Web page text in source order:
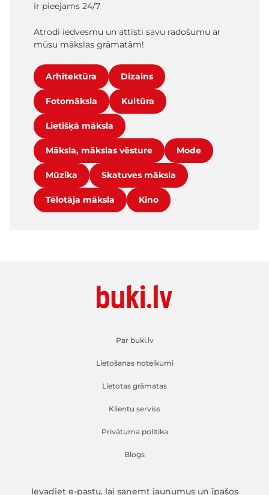
ir pieejams 24/7
Atrodi iedvesmu un attīsti savu radošumu ar
mūsu mākslas grāmatām!
Arhitektūra Dizains
Fotomāksla Kultūra
Lietišķā māksla
Māksla, mākslas vēsture Mode
Mūzika Skatuves māksla
Tēlotāja māksla Kino
Par buki.lv
Lietošanas noteikumi
Lietotas grāmatas
Klientu serviss
Privātuma politika
Blogs
Ievadiet e-pastu, lai saņemt jaunumus un īpašos